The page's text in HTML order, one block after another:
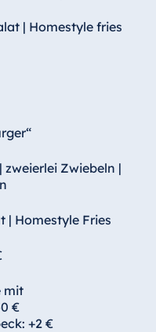
| Homestyle fries
zweierlei Zwiebeln |
| Homestyle Fries
mit
€
+2 €